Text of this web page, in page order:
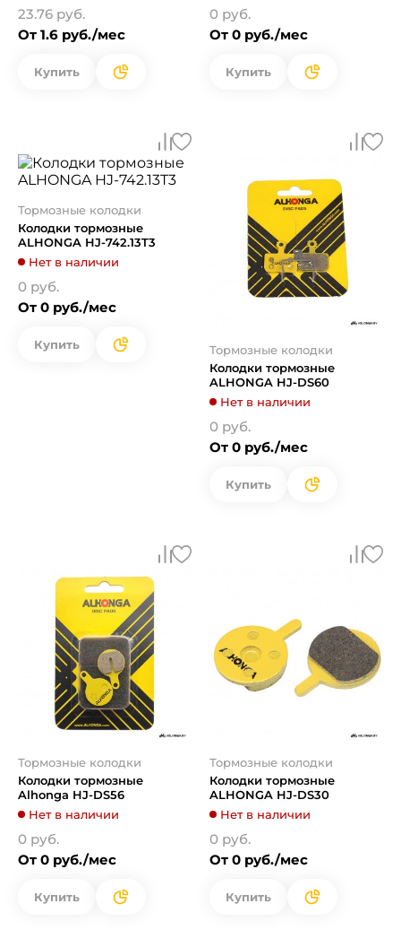
23.76 руб.
От 1.6 руб./мес
Купить
0 руб.
От 0 руб./мес
Купить
Тормозные колодки
Колодки тормозные
ALHONGA HJ-742.13T3
Нет в наличии
0 руб.
От 0 руб./мес
Купить
Тормозные колодки
Колодки тормозные
ALHONGA HJ-DS60
Нет в наличии
0 руб.
От 0 руб./мес
Купить
Тормозные колодки
Колодки тормозные
Alhonga HJ-DS56
Нет в наличии
0 руб.
От 0 руб./мес
Купить
Тормозные колодки
Колодки тормозные
ALHONGA HJ-DS30
Нет в наличии
0 руб.
От 0 руб./мес
Купить